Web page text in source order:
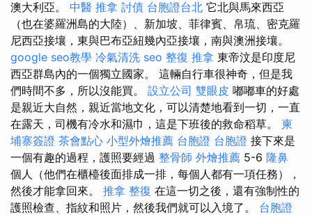
澳大利亞。 中醫 推拿 討債 台胞證台北 它北與馬來西亞
（也在婆羅洲島的大陸）、新加坡、菲律賓、帛琉、密克羅
尼西亞接壤，東與巴布亞紐幾內亞接壤，南與澳洲接壤。
google seo教學 冷氣清洗 seo 整復 推拿 東帝汶是印度尼
西亞群島內的一個獨立國家。 這輛自行車很神奇，但是我
們時間不多，所以沒能買。 設立公司 雙眼皮 嘟嘟車的好處
是親近大自然，親近當地文化，可以清楚地看到一切，一直
在露天，司機有冷水和濕巾，這是下班後的救命稻草。 柬
埔寨簽證 茶會點心 小型外燴推薦 台胞證 台胞證 接下來是
一個有趣的過程，護照要經過 整骨師 外燴推薦 5-6 隆鼻
個人（他們在櫃檯後面排成一排，每個人都有一項任務），
然後才能拿回來。 推拿 整復 在這一切之後，還有強制性的
護照檢查、指紋和照片，然後我們就可以入境了。 台胞證